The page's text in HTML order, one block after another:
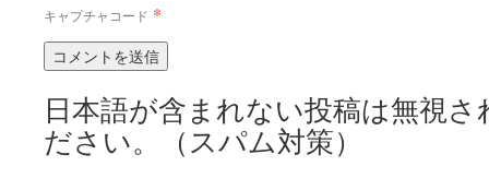
キャプチャコード *
日本語が含まれない投稿は無視
ださい。（スパム対策）